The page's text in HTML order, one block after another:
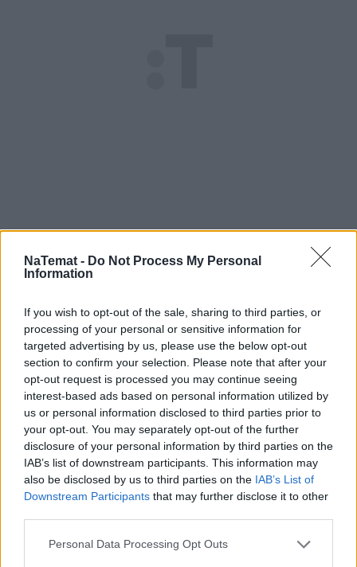
NaTemat - Do Not Process My Personal
Information
If you wish to opt-out of the sale, sharing to third parties, or
processing of your personal or sensitive information for
targeted advertising by us, please use the below opt-out
section to confirm your selection. Please note that after your
opt-out request is processed you may continue seeing
interest-based ads based on personal information utilized by
us or personal information disclosed to third parties prior to
your opt-out. You may separately opt-out of the further
disclosure of your personal information by third parties on the
IAB’s list of downstream participants. This information may
also be disclosed by us to third parties on the IAB’s List of
Downstream Participants that may further disclose it to other
Personal Data Processing Opt Outs
Mały odprysk to wielki problem.
uratować szybę (i portfel)